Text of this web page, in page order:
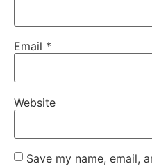
Email *
Website
Save my name, email,